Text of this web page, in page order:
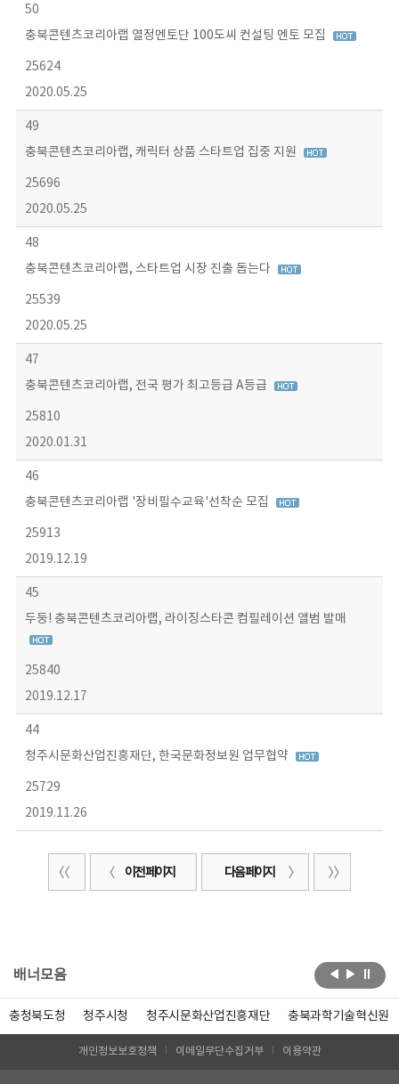
50
충북콘텐츠코리아랩 열정멘토단 100도씨 컨설팅 멘토 모집
25624
2020.05.25
49
충북콘텐츠코리아랩, 캐릭터 상품 스타트업 집중 지원
25696
2020.05.25
48
충북콘텐츠코리아랩, 스타트업 시장 진출 돕는다
25539
2020.05.25
47
충북콘텐츠코리아랩, 전국 평가 최고등급 A등급
25810
2020.01.31
46
충북콘텐츠코리아랩 '장비필수교육'선착순 모집
25913
2019.12.19
45
두둥! 충북콘텐츠코리아랩, 라이징스타콘 컴필레이션 앨범 발매
25840
2019.12.17
44
청주시문화산업진흥재단, 한국문화정보원 업무협약
25729
2019.11.26
이전 페이지 다음 페이지
배너모음
충청북도청 청주시청 청주시문화산업진흥재단 충북과학기술혁신원
개인정보보호정책 이메일무단수집거부 이용약관